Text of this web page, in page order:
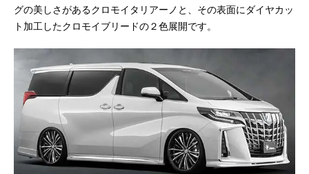
グの美しさがあるクロモイタリアーノと、その表面にダイヤカッ
ト加工したクロモイブリードの２色展開です。